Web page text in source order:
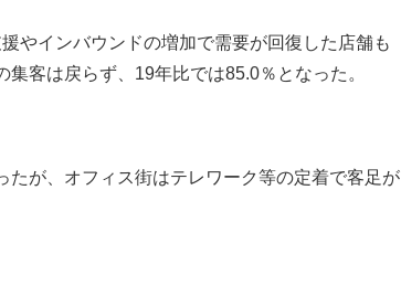
やインバウンドの増加で需要が回復した店舗も
客は戻らず、19年比では85.0％となった。
が、オフィス街はテレワーク等の定着で客足が